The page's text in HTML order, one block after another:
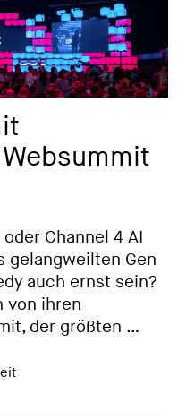
Channel 4 AI
gelangweilten Gen
auch ernst sein?
von ihren
der größten …